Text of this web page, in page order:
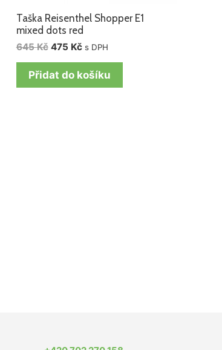
Taška Reisenthel Shopper E1
mixed dots red
645Kč 475 Kč s DPH
Přidat do košíku